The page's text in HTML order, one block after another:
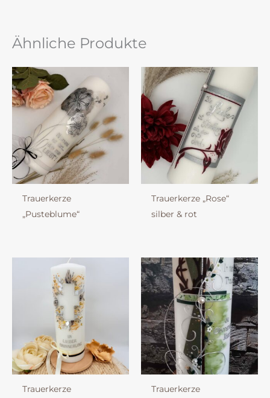
Ähnliche Produkte
Trauerkerze
„Pusteblume“
Trauerkerze „Rose“
silber & rot
Trauerkerze
Trauerkerze